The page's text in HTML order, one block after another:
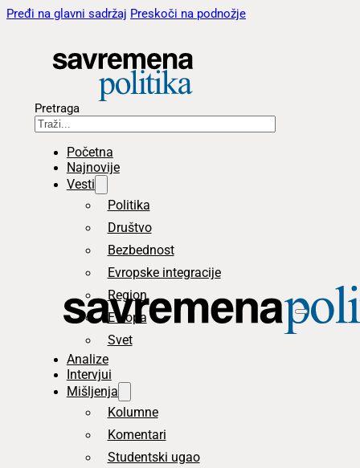
Pređi na glavni sadržaj Preskoči na podnožje
Pretraga
Početna
Najnovije
Vesti
Politika
Društvo
Bezbednost
Evropske integracije
Region
Evropa
Svet
Analize
Intervjui
Mišljenja
Kolumne
Komentari
Studentski ugao